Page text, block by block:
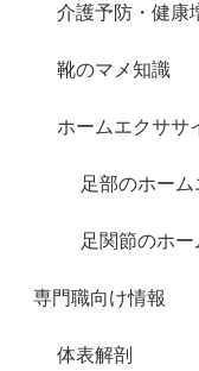
介護予防・健康
靴のマメ知識
ホームエクササ
足部のホー
足関節のホ
専門職向け情報
体表解剖